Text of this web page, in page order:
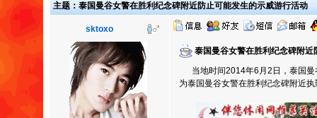
主题：泰国曼谷女警在胜利纪念碑附近防止可能发生的示威游行活动
sktoxo
泰国曼谷女警在胜利纪念碑附
当地时间2014年6月2日，泰国曼
为泰国曼谷女警在胜利纪念碑附近